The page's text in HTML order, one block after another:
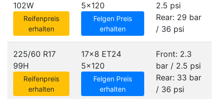
102W
Reifenpreis
erhalten
5x120
Felgen Preis
erhalten
2.5 psi
Rear: 29 bar
/ 36 psi
225/60 R17
99H
Reifenpreis
erhalten
17x8 ET24
5x120
Felgen Preis
erhalten
Front: 2.3
bar / 2.5 psi
Rear: 33 bar
/ 36 psi